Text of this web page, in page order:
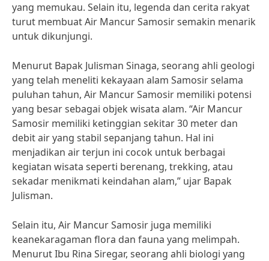
yang memukau. Selain itu, legenda dan cerita rakyat
turut membuat Air Mancur Samosir semakin menarik
untuk dikunjungi.
Menurut Bapak Julisman Sinaga, seorang ahli geologi
yang telah meneliti kekayaan alam Samosir selama
puluhan tahun, Air Mancur Samosir memiliki potensi
yang besar sebagai objek wisata alam. “Air Mancur
Samosir memiliki ketinggian sekitar 30 meter dan
debit air yang stabil sepanjang tahun. Hal ini
menjadikan air terjun ini cocok untuk berbagai
kegiatan wisata seperti berenang, trekking, atau
sekadar menikmati keindahan alam,” ujar Bapak
Julisman.
Selain itu, Air Mancur Samosir juga memiliki
keanekaragaman flora dan fauna yang melimpah.
Menurut Ibu Rina Siregar, seorang ahli biologi yang